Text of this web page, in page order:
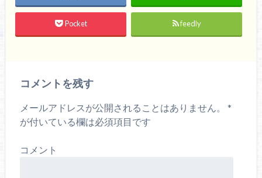
Pocket feedly
コメントを残す
メールアドレスが公開されることはありません。
*
が付いている欄は必須項目です
コメント